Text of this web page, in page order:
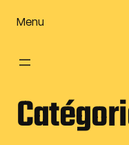
e
r
Menu